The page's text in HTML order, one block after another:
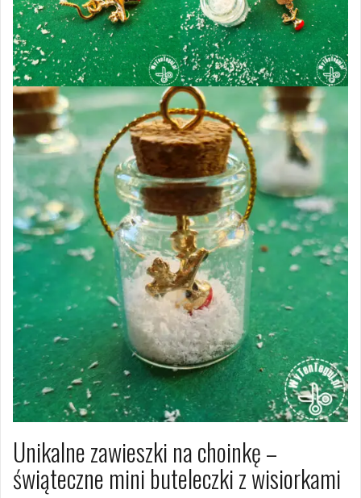
Unikalne zawieszki na choinkę –
świąteczne mini buteleczki z wisiorkami